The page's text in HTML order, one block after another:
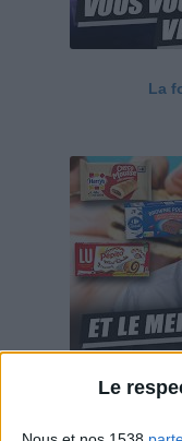
Le
La
Savane, LU,